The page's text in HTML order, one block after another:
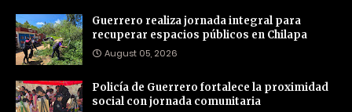
Guerrero realiza jornada integral para
recuperar espacios públicos en Chilapa
August 05, 2026
Policía de Guerrero fortalece la proximidad
social con jornada comunitaria